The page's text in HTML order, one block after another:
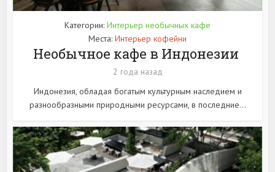
Категории: Интерьер необычных кафе
Места: Интерьер кофейни
Необычное кафе в Индонезии
2 года назад
Индонезия, обладая богатым культурным наследием и
разнообразными природными ресурсами, в последние...